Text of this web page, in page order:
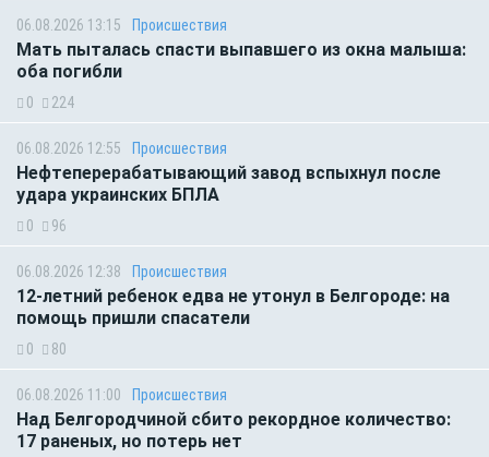
06.08.2026 13:15 Происшествия
Мать пыталась спасти выпавшего из окна малыша:
оба погибли
0 224
06.08.2026 12:55 Происшествия
Нефтеперерабатывающий завод вспыхнул после
удара украинских БПЛА
0 96
06.08.2026 12:38 Происшествия
12-летний ребенок едва не утонул в Белгороде: на
помощь пришли спасатели
0 80
06.08.2026 11:00 Происшествия
Над Белгородчиной сбито рекордное количество:
17 раненых, но потерь нет